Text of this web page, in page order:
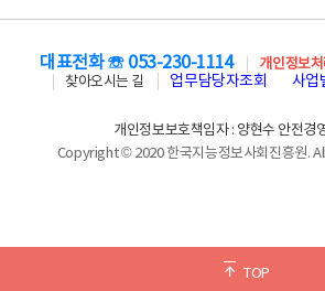
TOP
대표전화 ☏ 053-230-1114 개인정보
찾아오시는 길
업무담당자조회 사업
개인정보보호책임자 : 양현수 안전경
Copyright © 2020 한국지능정보사회진흥원.